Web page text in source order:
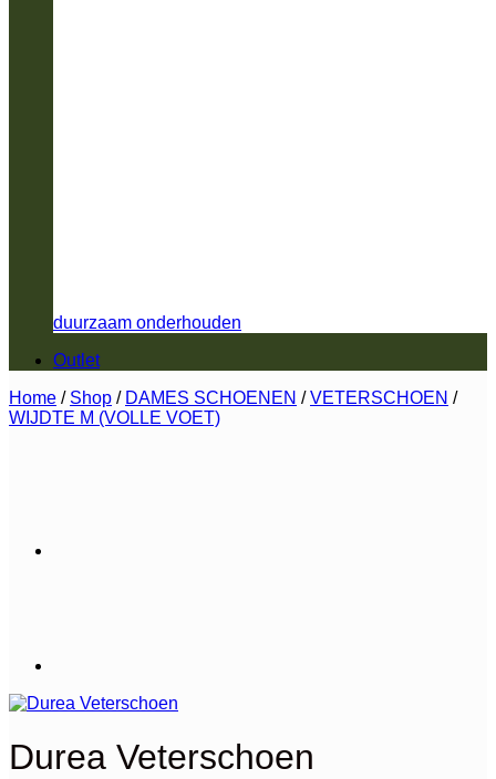
duurzaam onderhouden
Outlet
Home / Shop / DAMES SCHOENEN / VETERSCHOEN /
WIJDTE M (VOLLE VOET)
Durea Veterschoen